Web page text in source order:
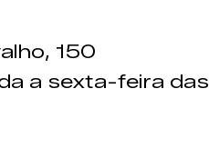
150
a sexta-feira das